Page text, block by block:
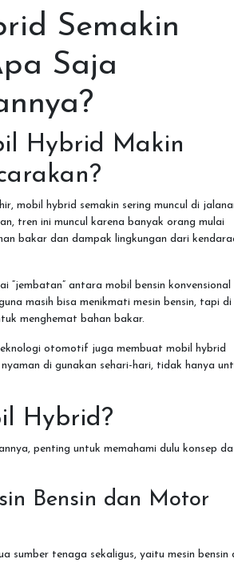
Semakin
Saja
Hybrid Makin
mobil hybrid semakin sering muncul di
tren ini muncul karena banyak orang mulai
bakar dan dampak lingkungan dari
“jembatan” antara mobil bensin konvensional
masih bisa menikmati mesin bensin, tapi di
menghemat bahan bakar.
otomotif juga membuat mobil hybrid
di gunakan sehari-hari, tidak hanya
Hybrid?
penting untuk memahami dulu konsep
Bensin dan Motor
sumber tenaga sekaligus, yaitu mesin bensin